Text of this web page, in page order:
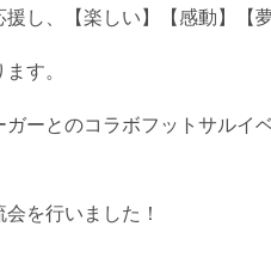
し、【楽しい】【感動】【
す。
ーとのコラボフットサルイ
を行いました！